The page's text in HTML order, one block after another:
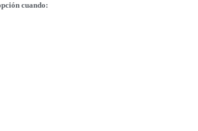
cuando: